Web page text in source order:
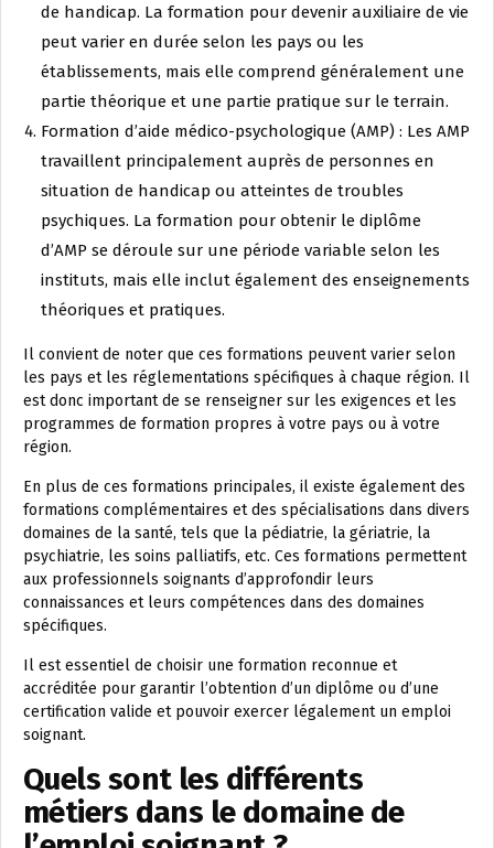
de handicap. La formation pour devenir auxiliaire de vie
peut varier en durée selon les pays ou les
établissements, mais elle comprend généralement une
partie théorique et une partie pratique sur le terrain.
Formation d’aide médico-psychologique (AMP) : Les AMP
travaillent principalement auprès de personnes en
situation de handicap ou atteintes de troubles
psychiques. La formation pour obtenir le diplôme
d’AMP se déroule sur une période variable selon les
instituts, mais elle inclut également des enseignements
théoriques et pratiques.
Il convient de noter que ces formations peuvent varier selon
les pays et les réglementations spécifiques à chaque région. Il
est donc important de se renseigner sur les exigences et les
programmes de formation propres à votre pays ou à votre
région.
En plus de ces formations principales, il existe également des
formations complémentaires et des spécialisations dans divers
domaines de la santé, tels que la pédiatrie, la gériatrie, la
psychiatrie, les soins palliatifs, etc. Ces formations permettent
aux professionnels soignants d’approfondir leurs
connaissances et leurs compétences dans des domaines
spécifiques.
Il est essentiel de choisir une formation reconnue et
accréditée pour garantir l’obtention d’un diplôme ou d’une
certification valide et pouvoir exercer légalement un emploi
soignant.
Quels sont les différents
métiers dans le domaine de